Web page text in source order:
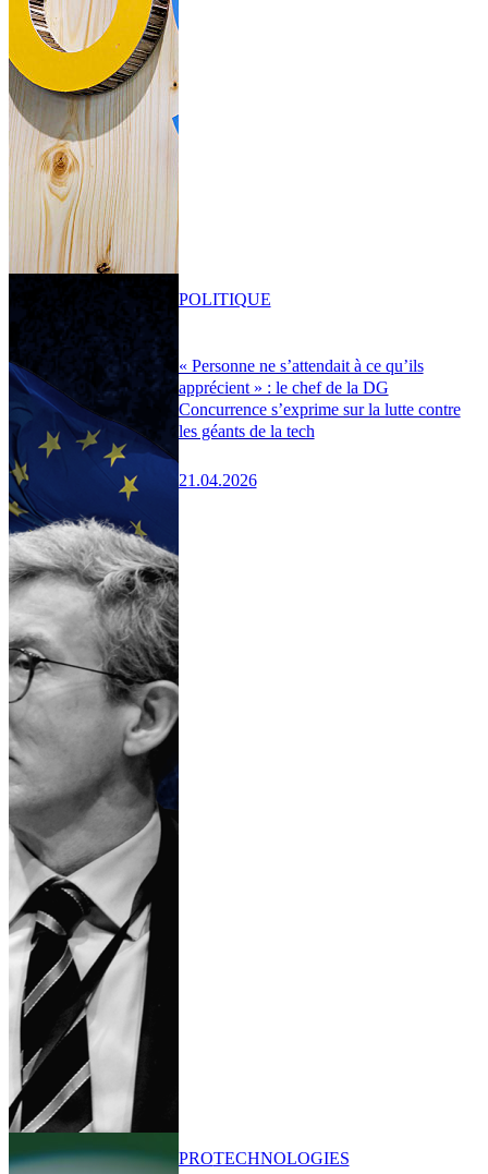
« Personne ne s’attendait à ce qu’ils
apprécient » : le chef de la DG
Concurrence s’exprime sur la lutte contre
les géants de la tech
21.04.2026
POLITIQUE
PROTECHNOLOGIES